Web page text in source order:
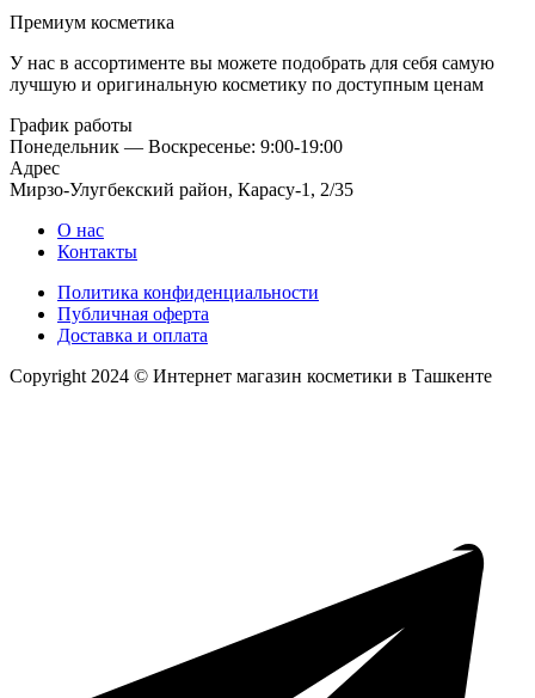
Премиум косметика
У нас в ассортименте вы можете подобрать для себя самую
лучшую и оригинальную косметику по доступным ценам
График работы
Понедельник — Воскресенье: 9:00-19:00
Адрес
Мирзо-Улугбекский район, Карасу-1, 2/35
О нас
Контакты
Политика конфиденциальности
Публичная оферта
Доставка и оплата
Copyright 2024 © Интернет магазин косметики в Ташкенте